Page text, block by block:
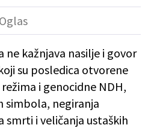
ne kažnjava nasilje i govor
su posledica otvorene
i genocidne NDH,
simbola, negiranja
i veličanja ustaških